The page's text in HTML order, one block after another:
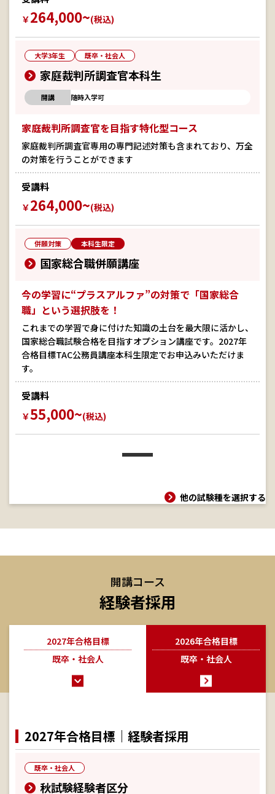
￥264,000~(税込)
大学3年生 既卒・社会人
家庭裁判所調査官本科生
開講 随時入学可
家庭裁判所調査官を目指す特化型コース
家庭裁判所調査官専用の専門記述対策も含まれており、万全
の対策を行うことができます
受講料
￥264,000~(税込)
併願対策 本科生限定
国家総合職併願講座
今の学習に“プラスアルファ”の対策で「国家総合
職」という選択肢を！
これまでの学習で身に付けた知識の土台を最大限に活かし、
国家総合職試験合格を目指すオプション講座です。2027年
合格目標TAC公務員講座本科生限定でお申込みいただけま
す。
受講料
￥55,000~(税込)
他の試験種を選択する
開講コース
経験者採用
2027年合格目標
既卒・社会人
2026年合格目標
既卒・社会人
2027年合格目標｜経験者採用
既卒・社会人
秋試験経験者区分